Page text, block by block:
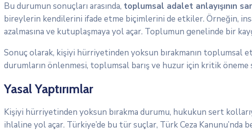
Bu durumun sonuçları arasında, toplumsal adalet anlayışının
bireylerin kendilerini ifade etme biçimlerini de etkiler. Örneğin,
azalmasına ve kutuplaşmaya yol açar. Toplumun genelinde bir
Sonuç olarak, kişiyi hürriyetinden yoksun bırakmanın toplumsal
durumların önlenmesi, toplumsal barış ve huzur için kritik öneme
Yasal Yaptırımlar
Kişiyi hürriyetinden yoksun bırakma durumu, hukukun sert
ihlaline yol açar. Türkiye’de bu tür suçlar, Türk Ceza